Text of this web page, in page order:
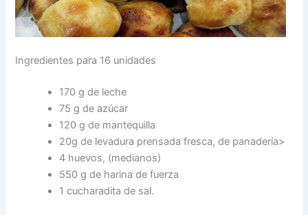
Ingredientes para 16 unidades
170 g de leche
75 g de azúcar
120 g de mantequilla
20g de levadura prensada fresca, de panadería>
4 huevos, (medianos)
550 g de harina de fuerza
1 cucharadita de sal.